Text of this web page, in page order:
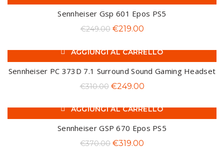
-12%
Sennheiser Gsp 601 Epos PS5
€249.00 Il
originale
€219.00Il
attuale
-20%
AGGIUNGI AL CARRELLO
Sennheiser PC 373D 7.1 Surround Sound Gaming Headset
€310.00 Il
originale
€310.00.
€249.00Il
attuale
-14%
AGGIUNGI AL CARRELLO
Sennheiser GSP 670 Epos PS5
€370.00 Il
€319.00